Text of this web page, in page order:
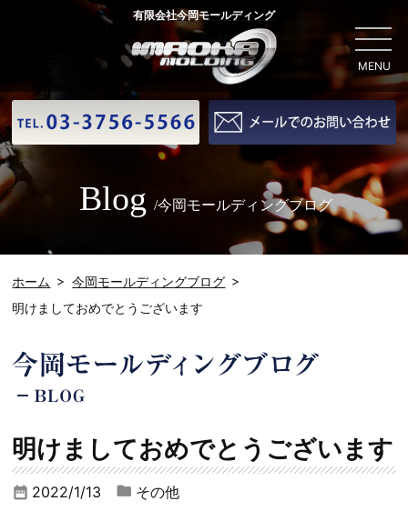
MENU
有限会社今岡モールディング
Blog /今岡モールディングブログ
ホーム
今岡モールディングブログ
明けましておめでとうございます
明けましておめでとうございます
date_range 2022/1/13 その他